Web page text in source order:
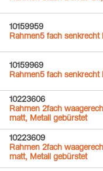
10159959
Rahmen5 fach senkrecht
10159969
Rahmen5 fach senkrecht
10223606
Rahmen 2fach
matt, Metall gebürstet
10223609
Rahmen 2fach
matt, Metall gebürstet